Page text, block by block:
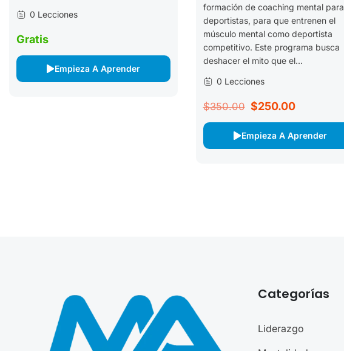
0 Lecciones
Gratis
Empieza A Aprender
formación de coaching mental para
deportistas, para que entrenen el
músculo mental como deportista
competitivo. Este programa busca
deshacer el mito que el...
0 Lecciones
$350.00 $250.00
Empieza A Aprender
Categorías
Liderazgo